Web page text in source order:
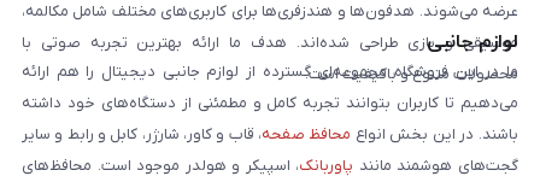
عرضه می‌شوند. هدفون‌ها و هندزفری‌ها برای کاربری‌های مختلف شامل مکالمه،
موسیقی و بازی طراحی شده‌اند. هدف ما ارائه بهترین تجربه صوتی با
محصولات متنوع و باکیفیت است.
لوازم جانبی
ما در این فروشگاه مجموعه‌ای گسترده از لوازم جانبی دیجیتال را هم ارائه
می‌دهیم تا کاربران بتوانند تجربه کامل و مطمئنی از دستگاه‌های خود داشته
باشند. در این بخش انواع محافظ صفحه، قاب و کاور، شارژر، کابل و رابط و سایر
گجت‌های هوشمند مانند پاوربانک، اسپیکر و هولدر موجود است. محافظ‌های